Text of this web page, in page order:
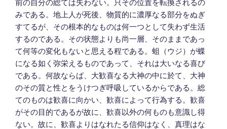
前の自分の総ては失わない。只その位置を転換されるの
みである。地上人が死後、物質的に濃厚なる部分をぬぎ
すてるが、その根本的なものは何一つとして失わず生活
するのである。その状態よりも尚一層、そのままであっ
て何等の変化もないと思える程である。蛆（ウジ）が蝶
になる如く弥栄えるものであって、それは大いなる喜び
である。何故ならば、大歓喜なる大神の中に於て、大神
のその質と性とをうけつぎ呼吸しているからである。総
てのものは歓喜に向かい、歓喜によって行為する。歓喜
がその目的であるが故に、歓喜以外の何ものも意識し得
ない。故に、歓喜よりはなれたる信仰はなく、真理はな